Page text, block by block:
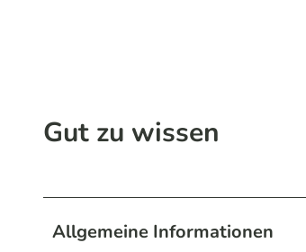
Gut zu wissen
Allgemeine Informationen